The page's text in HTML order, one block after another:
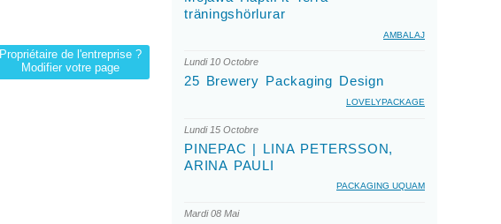
Propriétaire de l'entreprise ?
Modifier votre page
träningshörlurar
AMBALAJ
25 Brewery Packaging Design
Lundi 10 Octobre
LOVELYPACKAGE
PINEPAC | LINA PETERSSON,
ARINA PAULI
Lundi 15 Octobre
PACKAGING UQUAM
Mardi 08 Mai